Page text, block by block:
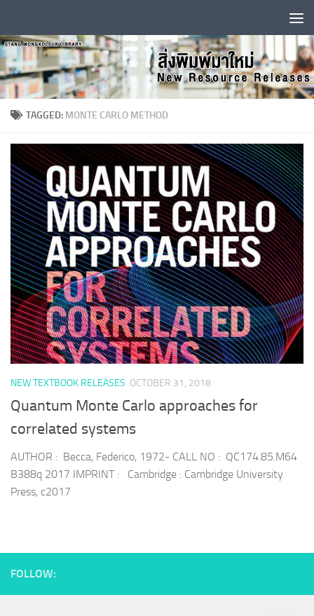
TAGGED: MONTE CARLO METHOD
NEW TEXTBOOK RELEASES OCTOBER 31, 2018
Quantum Monte Carlo approaches for
correlated systems
AUTHOR : Becca, Federico, 1972- CALL NO : QC174.85.M64
B388q 2017 IMPRINT : Cambridge : Cambridge University
Press, c2017
FOLLOW: